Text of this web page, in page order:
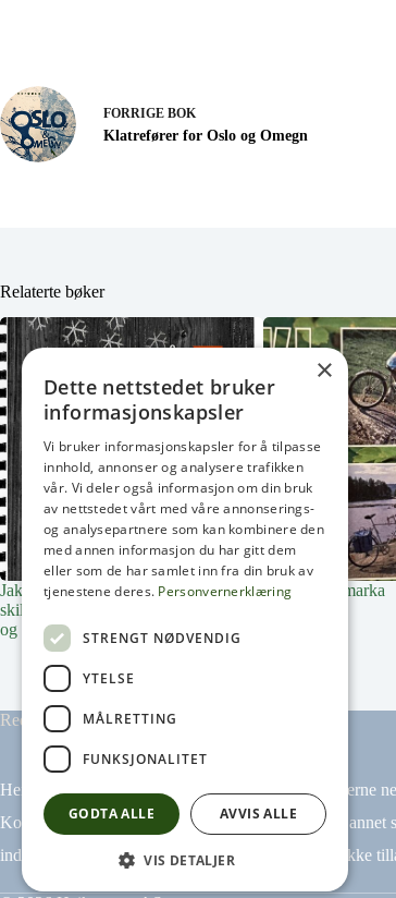
FORRIGE BOK
Klatrefører for Oslo og Omegn
Relaterte bøker
Jakten på skiføret. Hvordan sikre
skiløyper og skimuligheter i snøløse
og snøfattige vintre?
På sykkel i marka
Redaktør: Arne Henrik Frogh
Heikampen AS har ikke ansvar for innhold på eksterne
Kopiering av materiale fra Heikampen.no for bruk annet
indeksering (for eksempel tekst og datamining) er ikke
×
Dette nettstedet bruker
informasjonskapsler
Vi bruker informasjonskapsler for å tilpasse
innhold, annonser og analysere trafikken
vår. Vi deler også informasjon om din bruk
av nettstedet vårt med våre annonserings-
og analysepartnere som kan kombinere den
med annen informasjon du har gitt dem
eller som de har samlet inn fra din bruk av
tjenestene deres. Personvernerklæring
STRENGT NØDVENDIG
YTELSE
MÅLRETTING
FUNKSJONALITET
GODTA ALLE AVVIS ALLE
VIS DETALJER